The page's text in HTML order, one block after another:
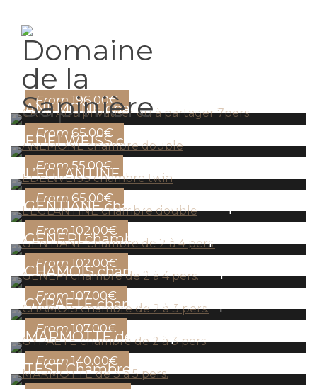
CRISTAL à privatiser ou à partager
7pers.
From196.00€
ANEMONE chambre double
From 65.00€
EDELWEISS chambre twin
From55.00€
L’EGLANTINE chambre double
From 65.00€
GENTIANE chambre de 2 à 4 pers.
From102.00€
GENEPI chambre de 2 à 4 pers.
From 102.00€
CHAMOIS chambre de 2 à 3 pers.
From107.00€
GYPAETE chambre de 2 à 3 pers.
From107.00€
MARMOTTE de 3 à 5 pers.
From140.00€
TEST Chambre 1